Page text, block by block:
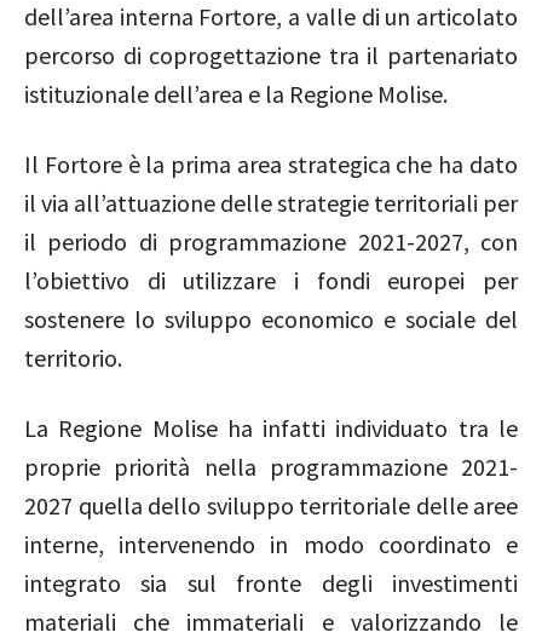
dell’area interna Fortore, a valle di un articolato
percorso di coprogettazione tra il partenariato
istituzionale dell’area e la Regione Molise.
Il Fortore è la prima area strategica che ha dato
il via all’attuazione delle strategie territoriali per
il periodo di programmazione 2021-2027, con
l’obiettivo di utilizzare i fondi europei per
sostenere lo sviluppo economico e sociale del
territorio.
La Regione Molise ha infatti individuato tra le
proprie priorità nella programmazione 2021-
2027 quella dello sviluppo territoriale delle aree
interne, intervenendo in modo coordinato e
integrato sia sul fronte degli investimenti
materiali che immateriali e valorizzando le